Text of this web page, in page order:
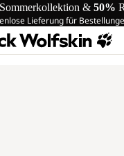
& 50%
Lieferung für